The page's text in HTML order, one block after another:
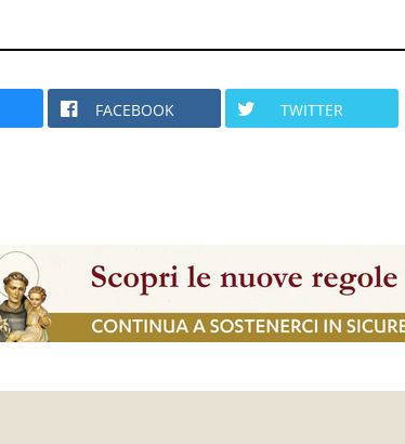
FACEBOOK TWITTER